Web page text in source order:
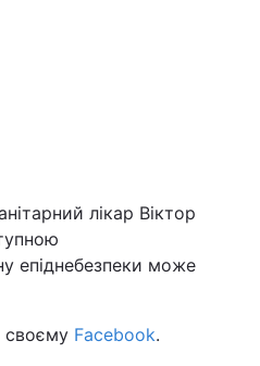
Наука
Лайт
лікар Віктор
епіднебезпеки може
своєму Facebook.